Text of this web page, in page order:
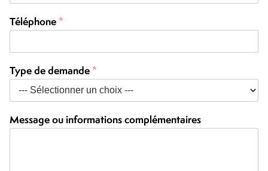
Téléphone *
Type de demande *
o
u
Message ou informations complémentaires